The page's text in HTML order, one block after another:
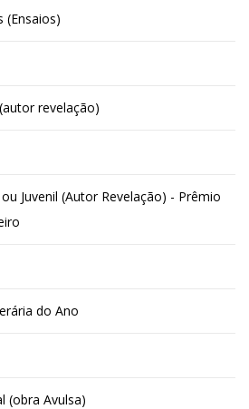
(Ensaios)
revelação)
Juvenil (Autor Revelação) - Prêmio
do Ano
(obra Avulsa)